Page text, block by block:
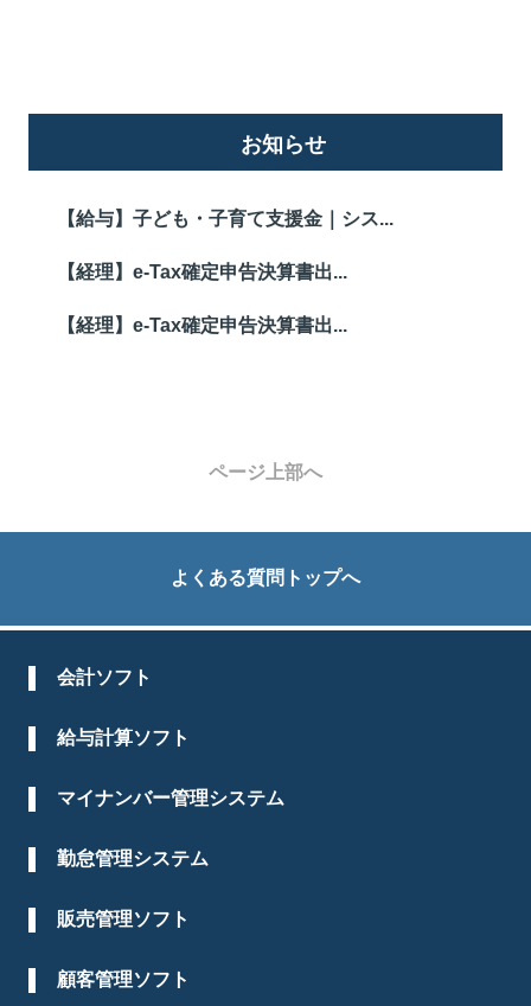
お知らせ
【給与】子ども・子育て支援金｜シス...
【経理】e-Tax確定申告決算書出...
【経理】e-Tax確定申告決算書出...
ページ上部へ
よくある質問トップへ
会計ソフト
給与計算ソフト
マイナンバー管理システム
勤怠管理システム
販売管理ソフト
顧客管理ソフト